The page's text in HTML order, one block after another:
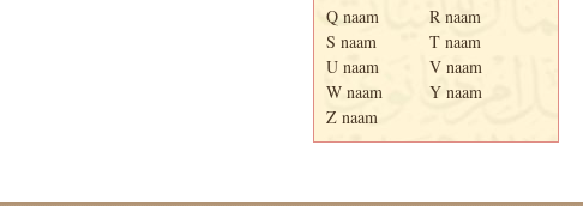
Q naam
R naam
S naam
T naam
U naam
V naam
W naam
Y naam
Z naam